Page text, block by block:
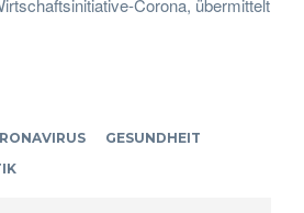
Corona, übermittelt
GESUNDHEIT